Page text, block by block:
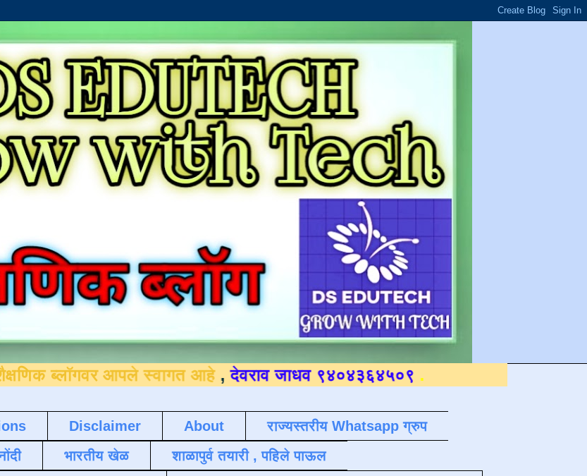
आपले स्वागत आहे,देवराव जाधव ९४०४३६४५०९ .
Disclaimer About
राज्यस्तरीय Whatsapp ग्रुप
भारतीय खेळ
शाळापुर्व तयारी , पहिले पाऊल